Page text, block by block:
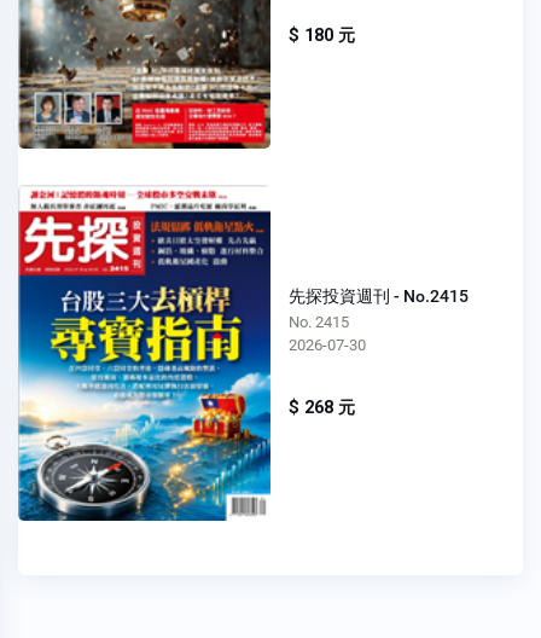
$ 180 元
先探投資週刊 - No.2415
No. 2415
2026-07-30
$ 268 元